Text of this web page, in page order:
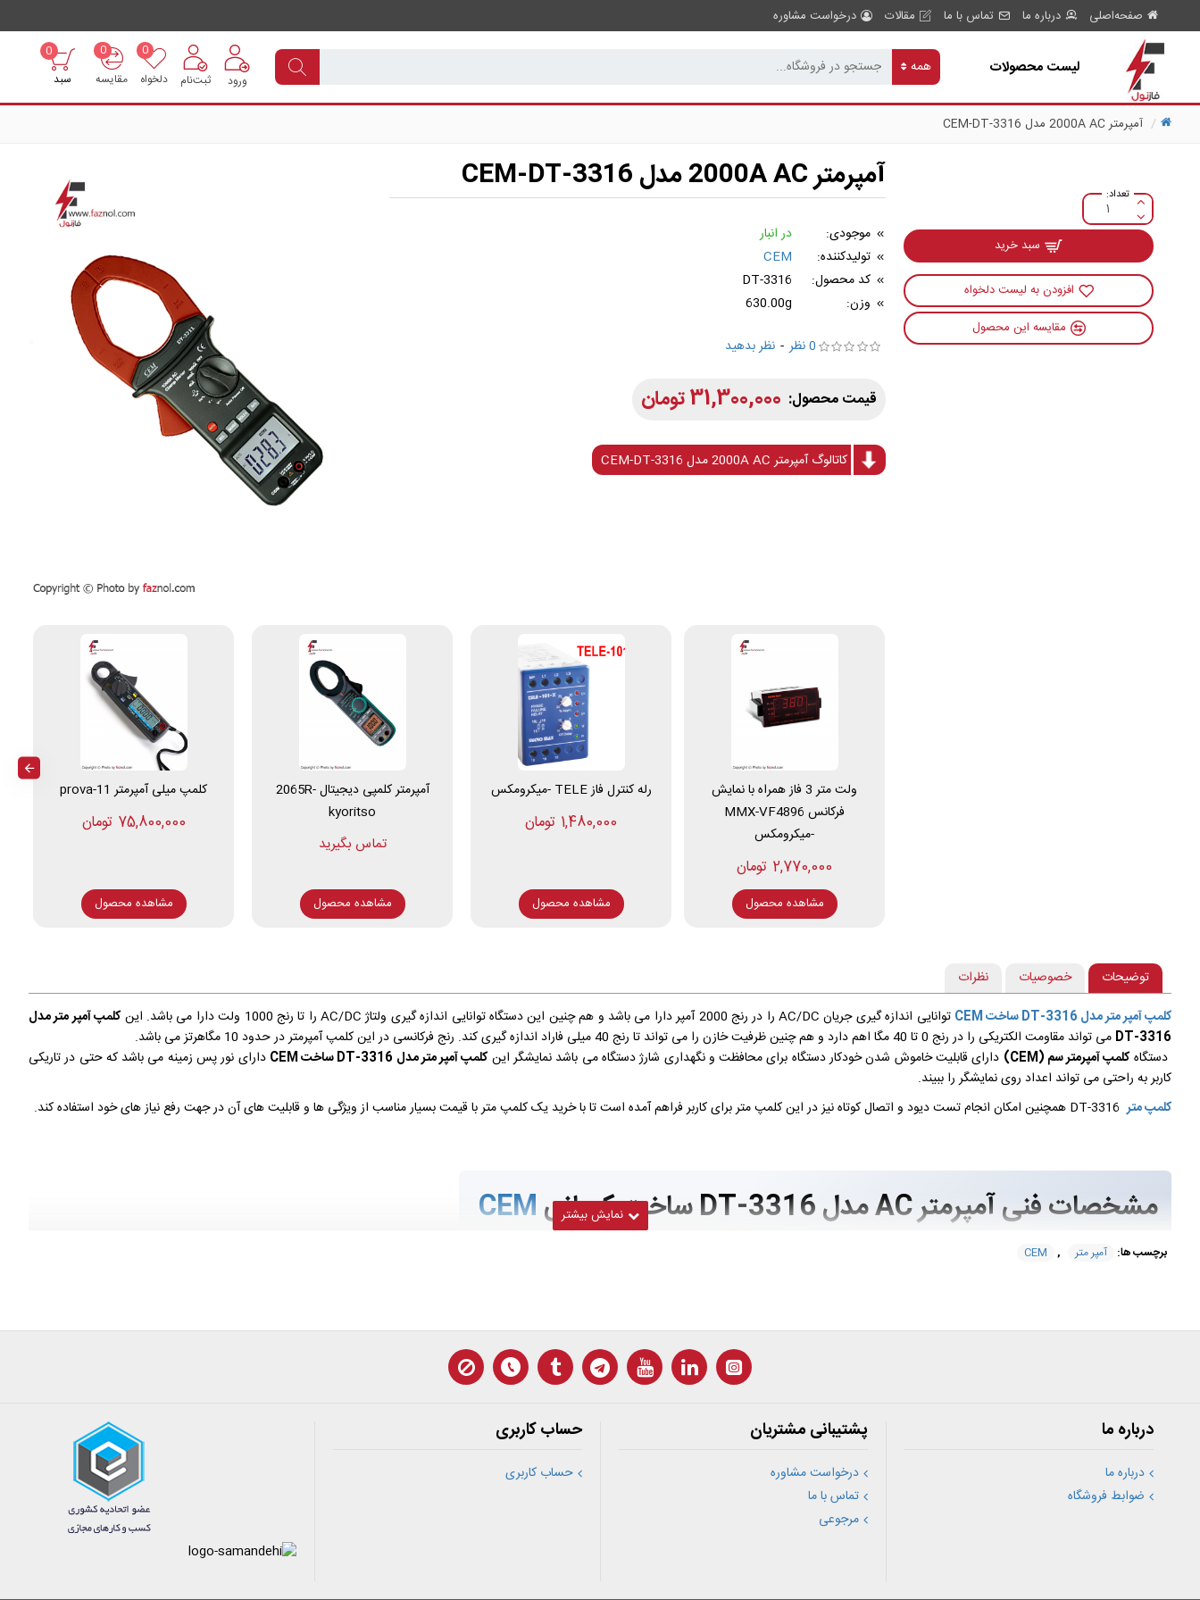
صفحه‌اصلی درباره ما تماس با ما مقالات درخواست مشاوره
لیست محصولات همه
ورود ثبت‌نام دلخواه
0
مقایسه
0
0
سبد
آمپرمتر 2000A AC مدل CEM-DT-3316
سبد خرید
افزودن به لیست دلخواه
مقایسه این محصول
آمپرمتر 2000A AC مدل CEM-DT-3316
موجودی:
در انبار
تولیدکننده:
CEM
کد محصول:
DT-3316
وزن:
630.00g
0 نظر
- نظر بدهید
31,300,000 تومان
کاتالوگ آمپرمتر 2000A AC مدل CEM-DT-3316
ولت متر 3 فاز همراه با نمایش
فرکانس MMX-VF4896
-میکرومکس
2,770,000 تومان
مشاهده محصول
رله کنترل فاز TELE -میکرومکس
1,480,000 تومان
مشاهده محصول
آمپرمتر کلمپی دیجیتال 2065R-
kyoritso
مشاهده محصول
کلمپ میلی آمپرمتر prova-11
75,800,000 تومان
مشاهده محصول
توضیحات خصوصیات
نظرات
کلمپ آمپر متر مدل DT-3316 ساخت CEM
توانایی اندازه گیری جریان AC/DC را در رنج 2000 آمپر دارا می باشد و هم چنین این دستگاه توانایی اندازه گیری ولتاژ AC/DC را تا رنج 1000 ولت دارا می باشد. این
کلمپ آمپر متر مدل
DT-3316 می تواند مقاومت الکتریکی را در رنج 0 تا 40 مگا اهم دارد و هم چنین ظرفیت خازن را می تواند تا رنج 40 میلی فاراد اندازه گیری کند. رنج فرکانسی در این کلمپ آمپرمتر در حدود 10 مگاهرتز می باشد.
دستگاهکلمپ آمپرمتر سم (CEM) دارای قابلیت خاموش شدن خودکار دستگاه برای محافظت و نگهداری شارژ دستگاه می باشد نمایشگر اینکلمپ آمپر متر مدل DT-3316 ساخت CEM
دارای نور پس زمینه می باشد که حتی در تاریکی
کاربر به راحتی می تواند اعداد روی نمایشگر را ببیند.
کلمپ مترDT-3316 همچنین امکان انجام تست دیود و اتصال کوتاه نیز در این کلمپ متر برای کاربر فراهم آمده است تا با خرید یک کلمپ متر با قیمت بسیار مناسب از ویژگی ها و قابلیت های آن در جهت رفع نیاز های خود استفاده کند.
مشخصات فنی آمپرمتر AC مدل DT-3316 ساخت کمپانی CEM
قابلیت اندازه گیری مقدار مقاومت الکتریکی در محدوده : 0 تا 40 مگا اهم
امکان انجام تست اتصال کوتاه
امکان خاموشی به صورت خودکار
دارای صفحه نمایش 4000 رقمی
برچسب ها: آمپر متر ,
CEM
درباره ما
درباره ما
ضوابط فروشگاه
پشتیبانی مشتریان
درخواست مشاوره
تماس با ما
مرجوعی
حساب کاربری
حساب کاربری